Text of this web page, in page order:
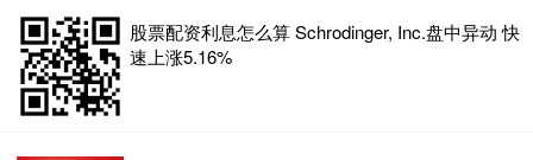
股票配资利息怎么算 Schrodinger, Inc.盘中异动 快
速上涨5.16%